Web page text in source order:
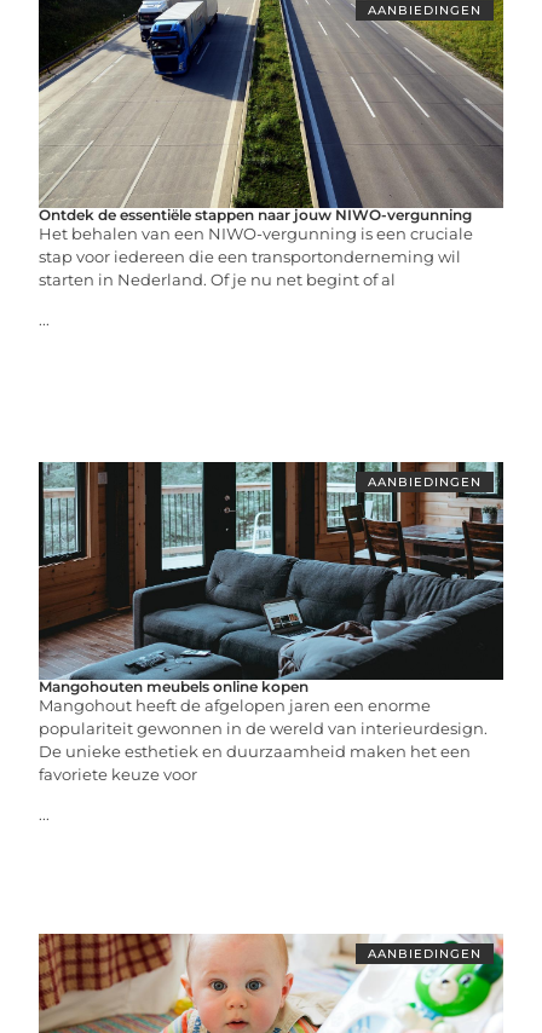
AANBIEDINGEN
Ontdek de essentiële stappen naar jouw NIWO-vergunning
Het behalen van een NIWO-vergunning is een cruciale
stap voor iedereen die een transportonderneming wil
starten in Nederland. Of je nu net begint of al
...
AANBIEDINGEN
Mangohouten meubels online kopen
Mangohout heeft de afgelopen jaren een enorme
populariteit gewonnen in de wereld van interieurdesign.
De unieke esthetiek en duurzaamheid maken het een
favoriete keuze voor
...
AANBIEDINGEN